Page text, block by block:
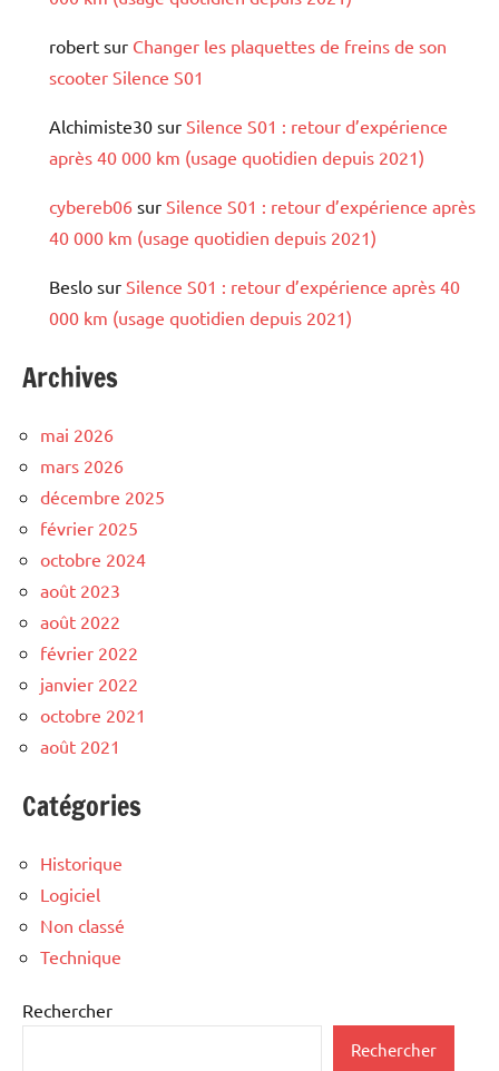
robert sur Changer les plaquettes de freins de son
scooter Silence S01
Alchimiste30 sur Silence S01 : retour d’expérience
après 40 000 km (usage quotidien depuis 2021)
cybereb06 sur Silence S01 : retour d’expérience après
40 000 km (usage quotidien depuis 2021)
Beslo sur Silence S01 : retour d’expérience après 40
000 km (usage quotidien depuis 2021)
Archives
mai 2026
mars 2026
décembre 2025
février 2025
octobre 2024
août 2023
août 2022
février 2022
janvier 2022
octobre 2021
août 2021
Catégories
Historique
Logiciel
Non classé
Technique
Rechercher
Rechercher